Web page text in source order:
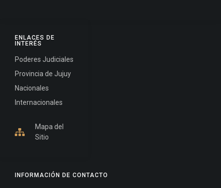
INFORMACIÓN DE CONTACTO
ENLACES DE
INTERÉS
Poderes Judiciales
Provincia de Jujuy
Nacionales
Internacionales
Mapa del
Sitio